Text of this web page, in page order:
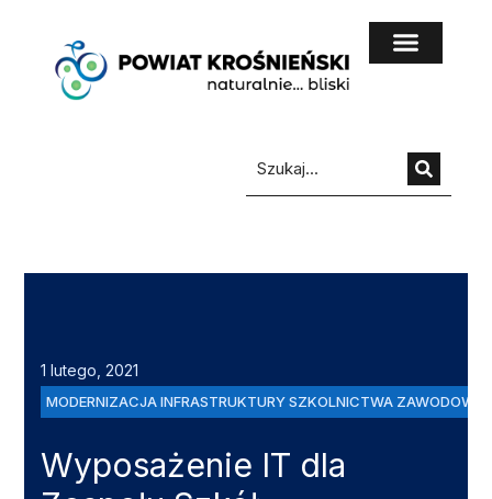
1 lutego, 2021
MODERNIZACJA INFRASTRUKTURY SZKOLNICTWA
Wyposażenie IT dla